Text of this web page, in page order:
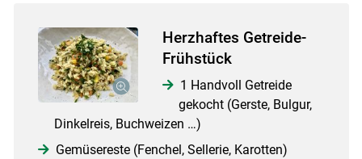
Herzhaftes Getreide-
Frühstück
1 Handvoll Getreide
gekocht (Gerste, Bulgur,
Dinkelreis, Buchweizen …)
Gemüsereste (Fenchel, Sellerie, Karotten)